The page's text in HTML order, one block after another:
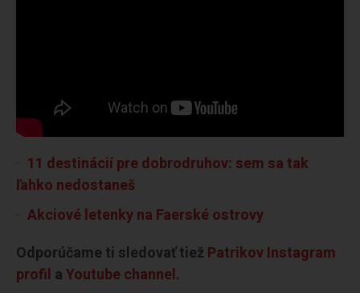
11 destinácií pre dobrodruhov: sem sa tak
ľahko nedostaneš
Akciové letenky na Faerské ostrovy
Odporúčame ti sledovať tiež Patrikov Instagram
profil aYoutube channel.